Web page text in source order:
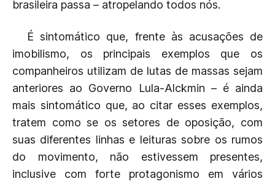
brasileira passa – atropelando todos nós.
É sintomático que, frente às acusações de
imobilismo, os principais exemplos que os
companheiros utilizam de lutas de massas sejam
anteriores ao Governo Lula-Alckmin – é ainda
mais sintomático que, ao citar esses exemplos,
tratem como se os setores de oposição, com
suas diferentes linhas e leituras sobre os rumos
do movimento, não estivessem presentes,
inclusive com forte protagonismo em vários